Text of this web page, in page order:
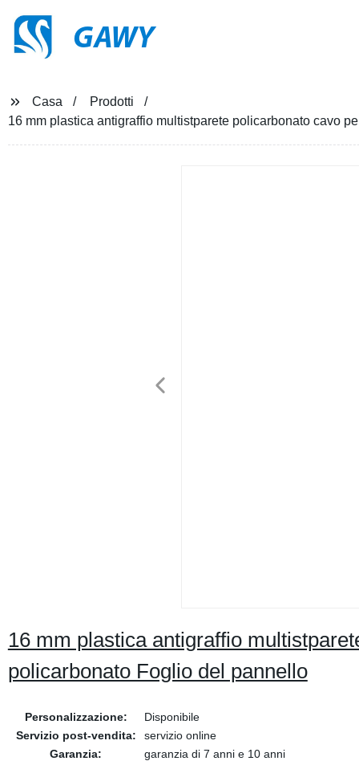
GAWY
Casa
Prodotti
16 mm plastica antigraffio multistparete policarbonato cavo
16 mm plastica antigraffio
policarbonato Foglio del pannello
Personalizzazione:
Disponibile
Servizio post-vendita:
servizio online
Garanzia:
garanzia di 7 anni e 10 anni